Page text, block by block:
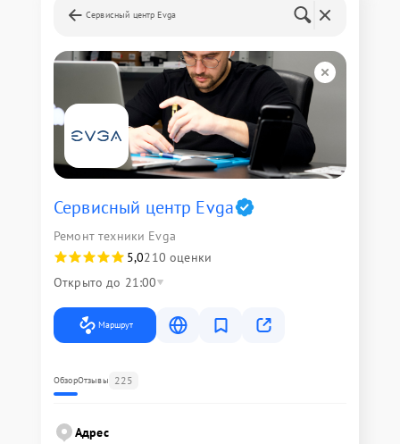
Сервисный центр Evga
Сервисный центр Evga
Ремонт техники Evga
5,0210 оценки
Открыто до 21:00
Маршрут
ОбзорОтзывы 225
Адрес